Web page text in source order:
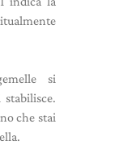
si
che stai